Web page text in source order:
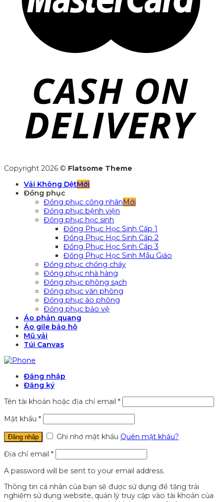
Copyright 2026 © Flatsome Theme
Vải Không Dệt
Đồng phục
Đồng phục công nhân
Đồng phục bệnh viện
Đồng phục học sinh
Đồng Phục Học Sinh Cấp 1
Đồng Phục Học Sinh Cấp 2
Đồng Phục Học Sinh Cấp 3
Đồng Phục Học Sinh Mẫu Giáo
Đồng phục chống cháy
Đồng phục nhà hàng
Đồng phục phòng sạch
Đồng phục văn phòng
Đồng phục áo phông
Đồng phục bảo vệ
Áo phản quang
Áo gile bảo hộ
Mũ vải
Túi Canvas
Đăng nhập
Đăng ký
Tên tài khoản hoặc địa chỉ email *
Mật khẩu *
Đăng nhập Ghi nhớ mật khẩu Quên mật khẩu?
Địa chỉ email *
A password will be sent to your email address.
Thông tin cá nhân của bạn sẽ được sử dụng để tăng trải
nghiệm sử dụng website, quản lý truy cập vào tài khoản của